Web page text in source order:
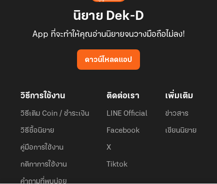
นิยาย Dek-D
App ที่จะทำให้คุณอ่านนิยายจนวางมือถือไม่ลง!
ดาวน์โหลดแอป
วิธีการใช้งาน
วิธีเติม Coin / ชำระเงิน
วิธีซื้อนิยาย
คู่มือการใช้งาน
กติกาการใช้งาน
คำถามที่พบบ่อย
ติดต่อเรา
LINE Official
Facebook
X
Tiktok
เพิ่มเติม
ข่าวสาร
เขียนนิยาย